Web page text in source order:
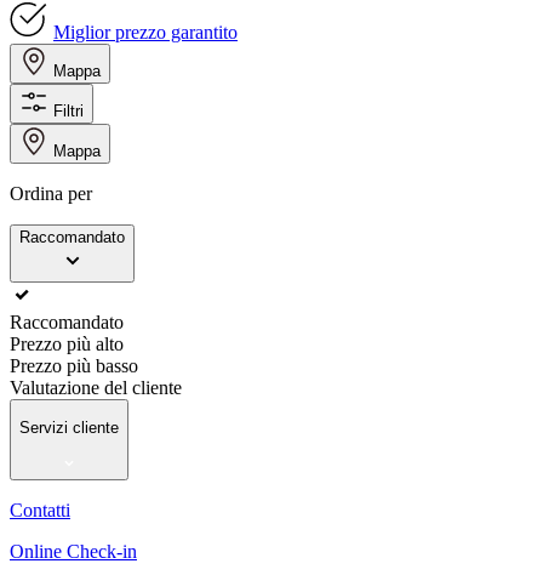
Miglior prezzo garantito
Mappa
Filtri
Mappa
Ordina per
Raccomandato
Raccomandato
Prezzo più alto
Prezzo più basso
Valutazione del cliente
Servizi cliente
Contatti
Online Check-in